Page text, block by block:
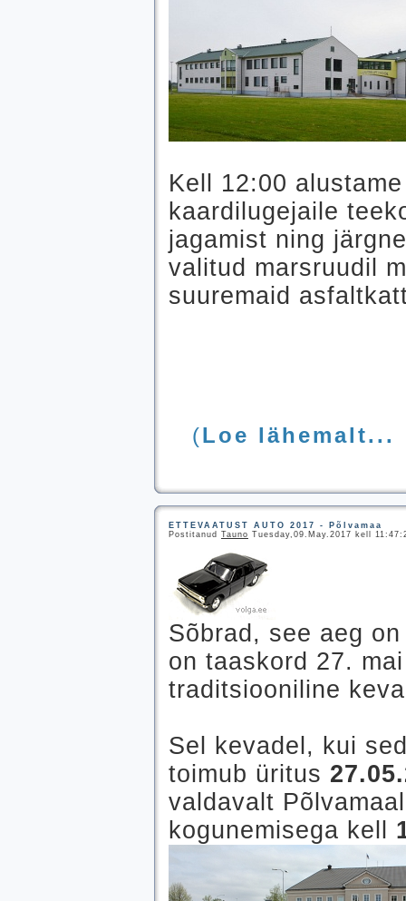
Kell 12:00
kaardilugejaile
jagamist ning
valitud marsruudil
suuremaid
(Loe lähemalt...
ETTEVAATUST AUTO 2017 - Põlvamaa
Postitanud Tauno Tuesday,09.May.2017 kell
Sõbrad, see aeg
on taaskord 27.
traditsiooniline
Sel kevadel, kui
toimub üritus
valdavalt
kogunemisega kell